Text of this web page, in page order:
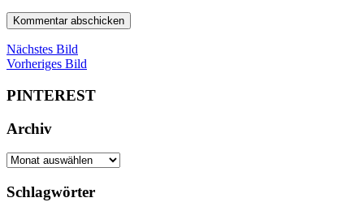
Nächstes Bild
Vorheriges Bild
PINTEREST
Archiv
Archiv
Schlagwörter